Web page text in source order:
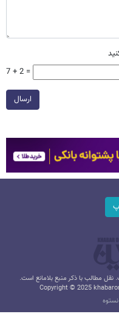
7 + 2 =
ارسال
مطالب با ذکر منبع بلامانع است.
Copyright © 2025